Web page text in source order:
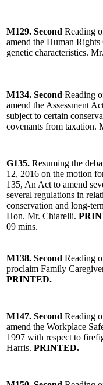
M129. Second Reading
amend the Human
genetic characteristics.
M134. Second Reading
amend the Assessment
subject to certain
covenants from taxation.
G135. Resuming the
12, 2016 on the motion
135, An Act to amend
several regulations in
conservation and long-
Hon. Mr. Chiarelli.
09 mins.
M138. Second Reading
proclaim Family
PRINTED.
M147. Second Reading
amend the Workplace
1997 with respect to
Harris. PRINTED.